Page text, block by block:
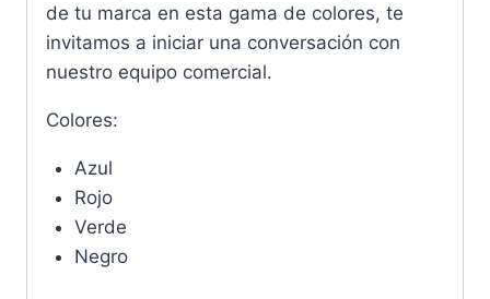
de tu marca en esta gama de colores, te
invitamos a iniciar una conversación con
nuestro equipo comercial.
Colores:
Azul
Rojo
Verde
Negro